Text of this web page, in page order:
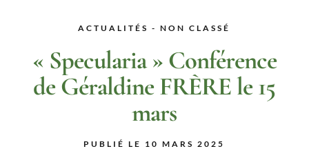
ACTUALITÉS - NON CLASSÉ
« Specularia » Conférence
de Géraldine FRÈRE le 15
mars
PUBLIÉ LE 10 MARS 2025